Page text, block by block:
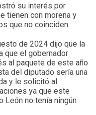
su interés por
tienen con morena y
que no coinciden.
de 2024 dijo que la
que el gobernador
al paquete de este año
del diputado sería una
y le solicitó al
ya que este
León no tenía ningún